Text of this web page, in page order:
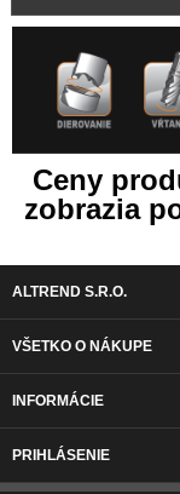
Ceny
zobrazia
ALTREND S.R.O.
VŠETKO O NÁKUPE
INFORMÁCIE
PRIHLÁSENIE